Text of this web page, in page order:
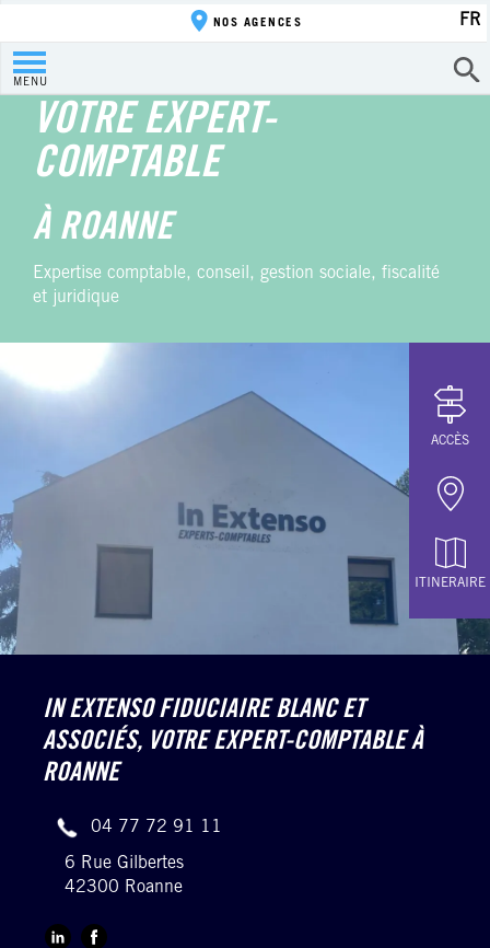
MENU
NOS AGENCES FR
VOTRE EXPERT-
COMPTABLE
À ROANNE
Expertise comptable, conseil, gestion sociale, fiscalité
et juridique
ACCÈS
ITINERAIRE
IN EXTENSO FIDUCIAIRE BLANC ET
ASSOCIÉS, VOTRE EXPERT-COMPTABLE À
ROANNE
04 77 72 91 11
6 Rue Gilbertes
42300 Roanne